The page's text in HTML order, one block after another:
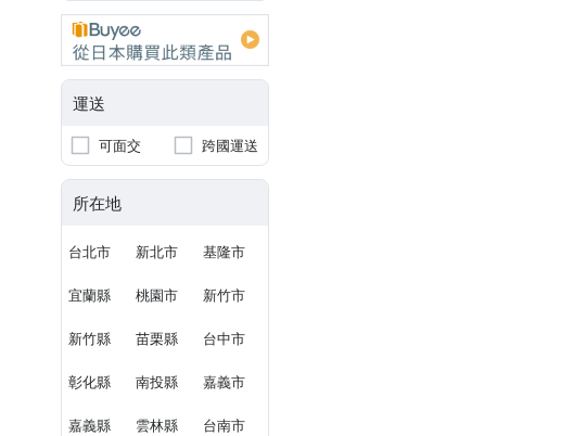
運送
可面交 跨國運送
所在地
台北市 新北市 基隆市
宜蘭縣 桃園市 新竹市
新竹縣 苗栗縣 台中市
彰化縣 南投縣 嘉義市
嘉義縣 雲林縣 台南市